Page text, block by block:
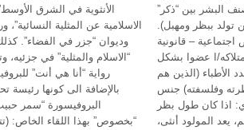
الأنثوية في الشرق
الاسلامية عن المثلية
وديوان “جزر في الفضاء”.
“الاسلام والمثلية” في جزئيه،
رواية “أنا هي أنت”
بالإضافة الى كونها رئيسة
البروفيسورة “سمر
“بخصوص” بهذا اللقاء الخاص:
البشر بين “ذكر”
تولد ببظر ومهبل).
– قانونية
ا عضوا بشكل
الأطباء (الذين هم
وفلسفته) جنس
اذا كان طول بظر
0.25 سنتم و0.85 سنتم، يعد المولود أنثى،